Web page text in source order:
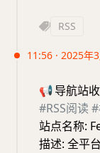
RSS
11:56 · 2025年
📢导航站
#RSS阅读
站点名称:
描述: 全平